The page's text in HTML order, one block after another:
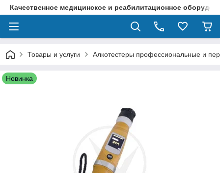
Качественное медицинское и реабилитационное
Товары и услуги Алкотестеры профессиональные и
Новинка